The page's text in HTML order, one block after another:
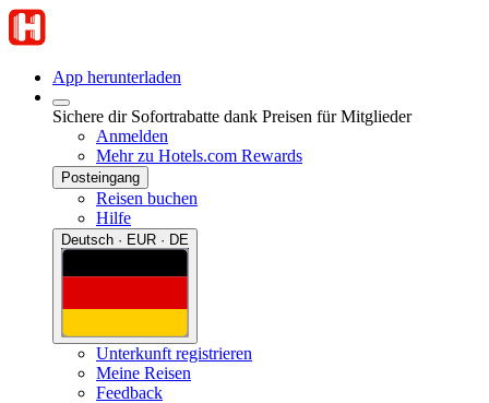
App herunterladen
Sichere dir Sofortrabatte dank Preisen für Mitglieder
Anmelden
Mehr zu Hotels.com Rewards
Posteingang
Reisen buchen
Hilfe
Deutsch · EUR · DE
Unterkunft registrieren
Meine Reisen
Feedback